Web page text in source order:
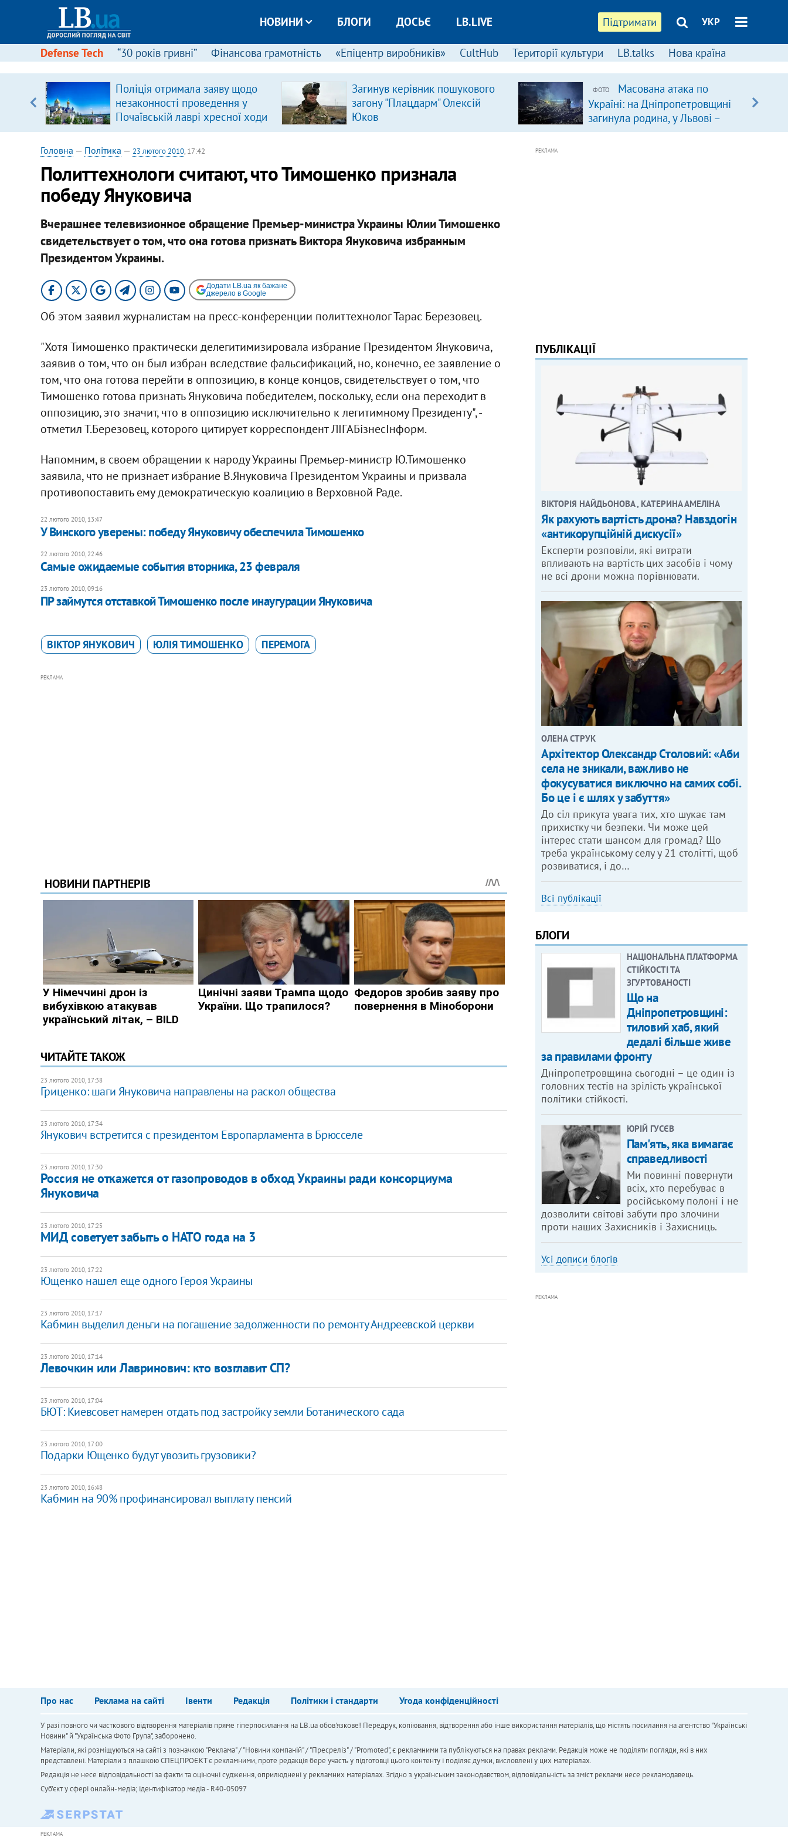
Підтримати УКР
НОВИНИ БЛОГИ ДОСЬЄ LB.LIVE
Defense Tech “30 років гривні” Фінансова грамотність «Епіцентр виробників» CultHub Території культури LB.talks Нова країна
Поліція отримала заяву щодо
незаконності проведення у
Почаївській лаврі хресної ходи
Загинув керівник пошукового
загону "Плацдарм" Олексій
Юков
ФОТО
Масована атака по
Україні: на Дніпропетровщині
загинула родина, у Львові –
удар по багатоповерхівках
Головна — Політика — 23 лютого 2010, 17:42
Политтехнологи считают, что Тимошенко признала
победу Януковича
Вчерашнее телевизионное обращение Премьер-министра Украины Юлии Тимошенко
свидетельствует о том, что она готова признать Виктора Януковича избранным
Президентом Украины.
Додати LB.ua як бажане
джерело в Google
Об этом заявил журналистам на пресс-конференции политтехнолог Тарас Березовец.
"Хотя Тимошенко практически делегитимизировала избрание Президентом Януковича,
заявив о том, что он был избран вследствие фальсификаций, но, конечно, ее заявление о
том, что она готова перейти в оппозицию, в конце концов, свидетельствует о том, что
Тимошенко готова признать Януковича победителем, поскольку, если она переходит в
оппозицию, это значит, что в оппозицию исключительно к легитимному Президенту", -
отметил Т.Березовец, которого цитирует корреспондент ЛІГАБізнесІнформ.
Напомним, в своем обращении к народу Украины Премьер-министр Ю.Тимошенко
заявила, что не признает избрание В.Януковича Президентом Украины и призвала
противопоставить ему демократическую коалицию в Верховной Раде.
22 лютого 2010, 13:47
У Винского уверены: победу Януковичу обеспечила Тимошенко
22 лютого 2010, 22:46
Самые ожидаемые события вторника, 23 февраля
23 лютого 2010, 09:16
ПР займутся отставкой Тимошенко после инаугурации Януковича
ВІКТОР ЯНУКОВИЧ ЮЛІЯ ТИМОШЕНКО ПЕРЕМОГА
РЕКЛАМА
ЧИТАЙТЕ ТАКОЖ
23 лютого 2010, 17:38
Гриценко: шаги Януковича направлены на раскол общества
23 лютого 2010, 17:34
Янукович встретится с президентом Европарламента в Брюсселе
23 лютого 2010, 17:30
Россия не откажется от газопроводов в обход Украины ради консорциума
Януковича
23 лютого 2010, 17:25
МИД советует забыть о НАТО года на 3
23 лютого 2010, 17:22
Ющенко нашел еще одного Героя Украины
23 лютого 2010, 17:17
Кабмин выделил деньги на погашение задолженности по ремонту Андреевской церкви
23 лютого 2010, 17:14
Левочкин или Лавринович: кто возглавит СП?
23 лютого 2010, 17:04
БЮТ: Киевсовет намерен отдать под застройку земли Ботанического сада
23 лютого 2010, 17:00
Подарки Ющенко будут увозить грузовики?
23 лютого 2010, 16:48
Кабмин на 90% профинансировал выплату пенсий
РЕКЛАМА
ПУБЛІКАЦІЇ
ВІКТОРІЯ НАЙДЬОНОВА , КАТЕРИНА АМЕЛІНА
Як рахують вартість дрона? Навздогін
«антикорупційній дискусії»
Експерти розповіли, які витрати
впливають на вартість цих засобів і чому
не всі дрони можна порівнювати.
ОЛЕНА СТРУК
Архітектор Олександр Столовий: «Аби
села не зникали, важливо не
фокусуватися виключно на самих собі.
Бо це і є шлях у забуття»
До сіл прикута увага тих, хто шукає там
прихистку чи безпеки. Чи може цей
інтерес стати шансом для громад? Що
треба українському селу у 21 столітті, щоб
розвиватися, і до…
Всі публікації
БЛОГИ
НАЦІОНАЛЬНА ПЛАТФОРМА
СТІЙКОСТІ ТА
ЗГУРТОВАНОСТІ
Що на
Дніпропетровщині:
тиловий хаб, який
дедалі більше живе
за правилами фронту
Дніпропетровщина сьогодні – це один із
головних тестів на зрілість української
політики стійкості.
ЮРІЙ ГУСЄВ
Пам'ять, яка вимагає
справедливості
Ми повинні повернути
всіх, хто перебуває в
російському полоні і не
дозволити світові забути про злочини
проти наших Захисників і Захисниць.
Усі дописи блогів
РЕКЛАМА
Про нас Реклама на сайті Івенти Редакція Політики і стандарти Угода конфіденційності
У разі повного чи часткового відтворення матеріалів пряме гіперпосилання на LB.ua обов'язкове! Передрук, копіювання, відтворення або інше використання матеріалів, що містять посилання на агентство "Українськi
Новини" й "Українська Фото Група", заборонено.
Матеріали, які розміщуються на сайті з позначкою "Реклама" / "Новини компаній" / "Пресреліз" / "Promoted", є рекламними та публікуються на правах реклами. Редакція може не поділяти погляди, які в них
представлені. Матеріали з плашкою СПЕЦПРОЄКТ є рекламними, проте редакція бере участь у підготовці цього контенту і поділяє думки, висловлені у цих матеріалах.
Редакція не несе відповідальності за факти та оціночні судження, оприлюднені у рекламних матеріалах. Згідно з українським законодавством, відповідальність за зміст реклами несе рекламодавець.
Cуб'єкт у сфері онлайн-медіа; ідентифікатор медіа - R40-05097
РЕКЛАМА